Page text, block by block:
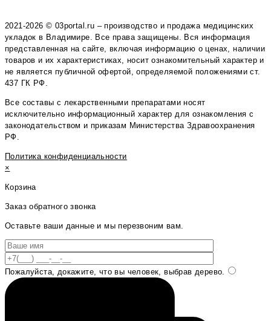
2021-2026 © 03portal.ru – производство и продажа медицинских
укладок в Владимире. Все права защищены. Вся информация
представленная на сайте, включая информацию о ценах, наличии
товаров и их характеристиках, носит ознакомительный характер и
не является публичной офертой, определяемой положениями ст.
437 ГК РФ.
Все составы с лекарственными препаратами носят
исключительно информационный характер для ознакомления с
законодательством и приказам Министерства Здравоохранения
РФ.
Политика конфиденциальности
×
Корзина
Заказ обратного звонка
Оставьте ваши данные и мы перезвоним вам.
Пожалуйста, докажите, что вы человек, выбрав дерево.